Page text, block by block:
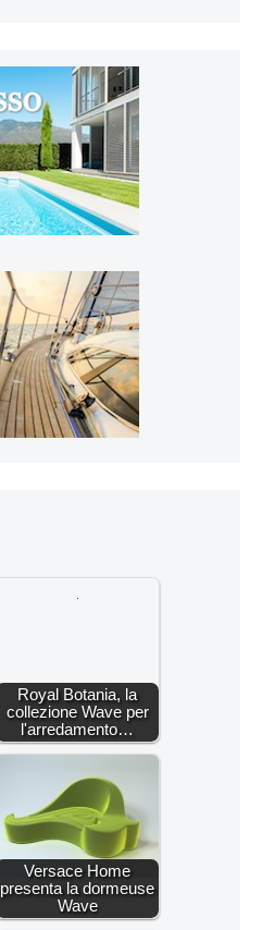
Royal Botania, la
collezione Wave per
l'arredamento…
Versace Home
presenta la dormeuse
Wave